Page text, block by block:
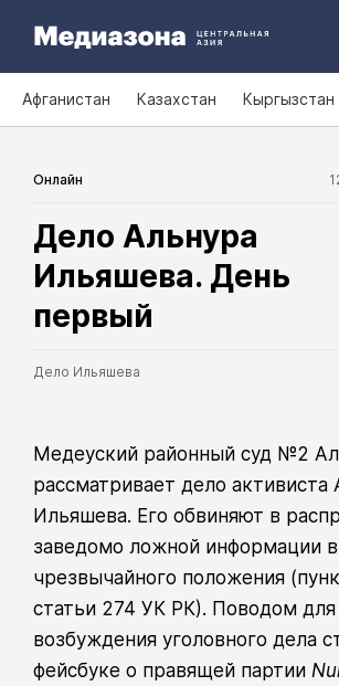
Афганистан Казахстан Кыргызстан
Онлайн
Дело Альнура
Ильяшева. День
первый
Дело Ильяшева
Медеуский районный суд №2
рассматривает дело активиста
Ильяшева. Его обвиняют в
заведомо ложной информации в
чрезвычайного положения
статьи 274 УК РК). Поводом для
возбуждения уголовного дела
фейсбуке о правящей партии